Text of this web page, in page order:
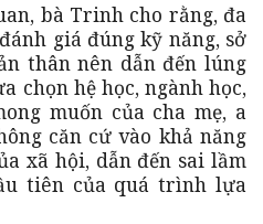
bà Trinh cho rằng, đa
giá đúng kỹ năng, sở
thân nên dẫn đến lúng
chọn hệ học, ngành học,
muốn của cha mẹ, a
căn cứ vào khả năng
xã hội, dẫn đến sai lầm
tiên của quá trình lựa